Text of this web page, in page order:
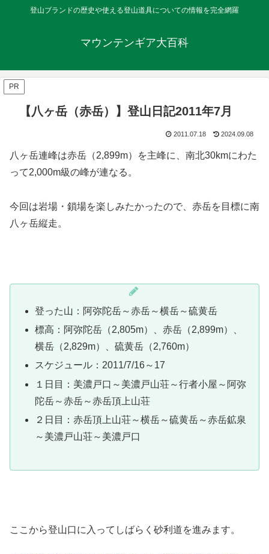
登山ブランドの歴史や使える登山道具についての情報を完全網羅
マウンテンギア大百科
PR
【八ヶ岳（赤岳）】登山日記2011年7月
2011.07.18 2024.09.08
八ヶ岳連峰は赤岳（2,899m）を主峰に、南北30kmにわた
って2,000m級の峰が連なる。
今回は岩場・鎖場を楽しみたかったので、赤岳を目標に南
八ヶ岳縦走。
登った山：阿弥陀岳～赤岳～横岳～硫黄岳
標高：阿弥陀岳（2,805m）、赤岳（2,899m）、
横岳（2,829m）、硫黄岳（2,760m）
スケジュール：2011/7/16～17
１日目：美濃戸口～美濃戸山荘～行者小屋～阿弥
陀岳～赤岳～赤岳頂上山荘
２日目：赤岳頂上山荘～横岳～硫黄岳～赤岳鉱泉
～美濃戸山荘～美濃戸口
ここから登山口に入ってしばらく砂利道を進みます。